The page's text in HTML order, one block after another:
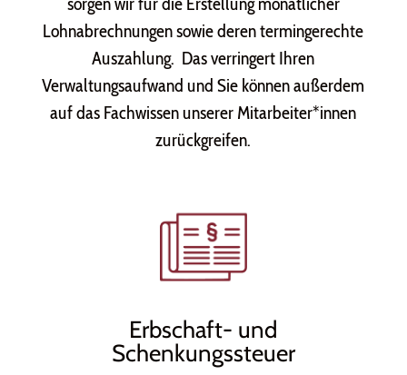
Lohnabrechnungen sowie deren termingerechte
Auszahlung. Das verringert Ihren
Verwaltungsaufwand und Sie können außerdem
auf das Fachwissen unserer Mitarbeiter*innen
zurückgreifen.
Erbschaft- und
Schenkungssteuer